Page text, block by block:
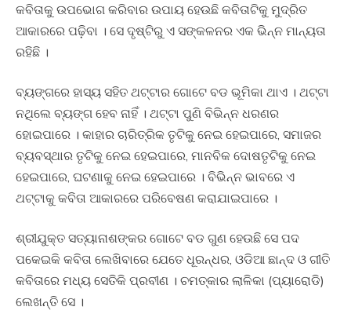
କବିତାକୁ ଉପଭୋଗ କରିବାର ଉପାୟ ହେଉଛି କବିତାଟିକୁ ମୁଦ୍ରିତ
ଆକାରରେ ପଢ଼ିବା । ସେ ଦୃଷ୍ଟିରୁ ଏ ସଙ୍କଳନର ଏକ ଭିନ୍ନ ମାନ୍ୟତା
ରହିଛି ।
ବ୍ୟଙ୍ଗରେ ହାସ୍ୟ ସହିତ ଥଟ୍ଟାର ଗୋଟେ ବଡ ଭୂମିକା ଥାଏ । ଥଟ୍ଟା
ନଥିଲେ ବ୍ୟଙ୍ଗ ହେବ ନାହିଁ । ଥଟ୍ଟା ପୁଣି ବିଭିନ୍ନ ଧରଣର
ହୋଇପାରେ । କାହାର ଚାରିତ୍ରିକ ତୃଟିକୁ ନେଇ ହେଇପାରେ, ସମାଜର
ବ୍ୟବସ୍ଥାର ତୃଟିକୁ ନେଇ ହେଇପାରେ, ମାନବିକ ଦୋଷତୃଟିକୁ ନେଇ
ହେଇପାରେ, ଘଟଣାକୁ ନେଇ ହେଇପାରେ । ବିଭିନ୍ନ ଭାବରେ ଏ
ଥଟ୍ଟାକୁ କବିତା ଆକାରରେ ପରିବେଷଣ କରାଯାଇପାରେ ।
ଶ୍ରୀଯୁକ୍ତ ସତ୍ୟାନାଶଙ୍କର ଗୋଟେ ବଡ ଗୁଣ ହେଉଛି ସେ ପଦ
ପକେଇକି କବିତା ଲେଖିବାରେ ଯେତେ ଧୂରନ୍ଧର, ଓଡିଆ ଛାନ୍ଦ ଓ ଗୀତି
କବିତାରେ ମଧ୍ୟ ସେତିକି ପ୍ରବୀଣ । ଚମତ୍‍କାର ଲାଳିକା (ପ୍ୟାରୋଡି)
ଲେଖନ୍ତି ସେ ।